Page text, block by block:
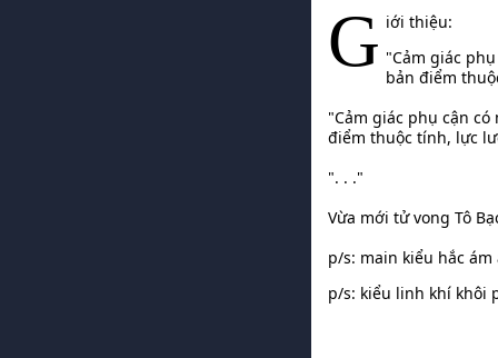
G iới thiệu:
"Cảm giác
bản điểm
"Cảm giác phụ cận
điểm thuộc tính, lực
". . ."
Vừa mới tử vong Tô
p/s: main kiểu hắc
p/s: kiểu linh khí khôi